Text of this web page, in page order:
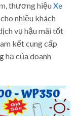
thương hiệuXe
nhiều khách
vụ hậu mãi tốt
kết cung cấp
hạ của doanh